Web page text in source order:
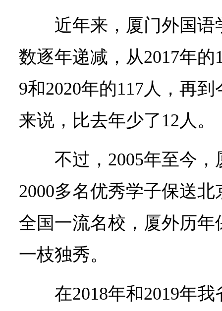
近年来，厦门外国
数逐年递减，从2017年的
9和2020年的117人，再
来说，比去年少了12人。
不过，2005年至今
2000多名优秀学子保送
全国一流名校，厦外历
一枝独秀。
在2018年和2019年